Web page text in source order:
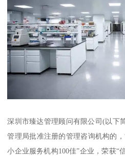
深圳市臻达管理顾问有限公司(以下
管理局批准注册的管理咨询机构的，
小企业服务机构100佳”企业，荣获“